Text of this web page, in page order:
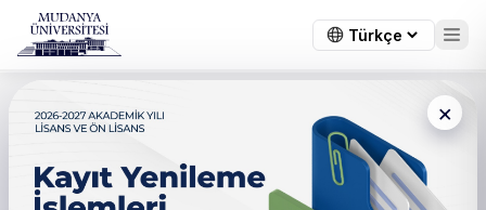
×
Ana Sayfa /Kariyer/Öğrenci İşleri Direktörlüğü
Öğrenci İşleri Direktörlüğü